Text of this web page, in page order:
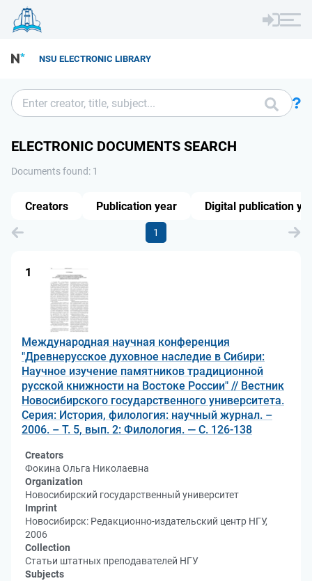
NSU ELECTRONIC LIBRARY
ELECTRONIC DOCUMENTS SEARCH
Documents found: 1
1
1
Международная научная конференция
"Древнерусское духовное наследие в Сибири:
Научное изучение памятников традиционной
русской книжности на Востоке России" // Вестник
Новосибирского государственного университета.
Серия: История, филология: научный журнал. –
2006. – Т. 5, вып. 2: Филология. — С. 126-138
Creators
Фокина Ольга Николаевна
Organization
Новосибирский государственный университет
Imprint
Новосибирск: Редакционно-издательский центр НГУ,
2006
Collection
Статьи штатных преподавателей НГУ
Subjects
Creators Publication year Digital publication